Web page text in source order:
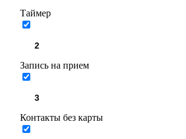
Таймер
Запись на прием
Контакты без карты